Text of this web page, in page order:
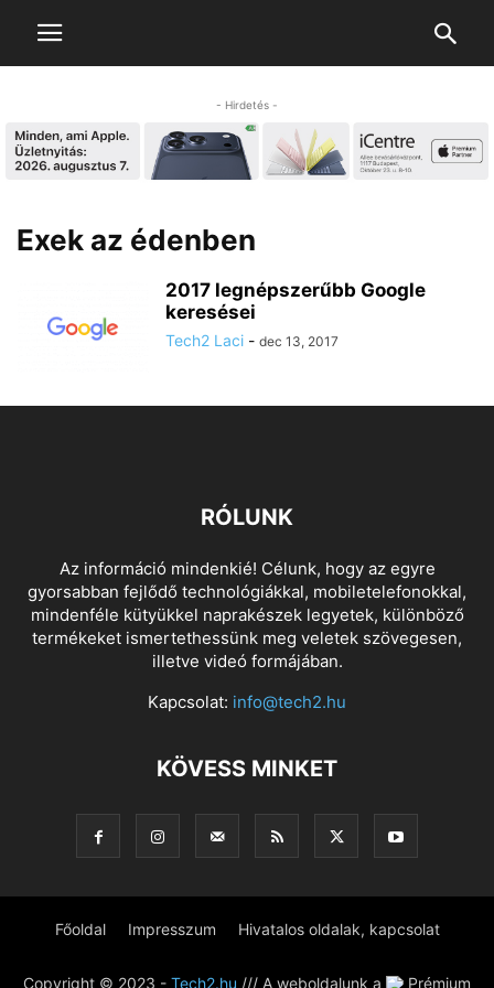
- Hirdetés -
Exek az édenben
2017 legnépszerűbb Google
keresései
Tech2 Laci - dec 13, 2017
RÓLUNK
Az információ mindenkié! Célunk, hogy az egyre
gyorsabban fejlődő technológiákkal, mobiletelefonokkal,
mindenféle kütyükkel naprakészek legyetek, különböző
termékeket ismertethessünk meg veletek szövegesen,
illetve videó formájában.
Kapcsolat: info@tech2.hu
KÖVESS MINKET
Főoldal Impresszum Hivatalos oldalak, kapcsolat
Copyright © 2023 - Tech2.hu /// A weboldalunk a Prémium